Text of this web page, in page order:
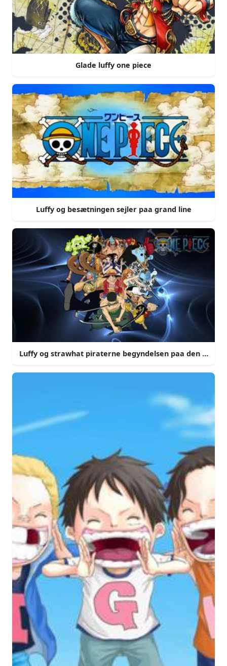
Glade luffy one piece
Luffy og besætningen sejler paa grand line
Luffy og strawhat piraterne begyndelsen paa den